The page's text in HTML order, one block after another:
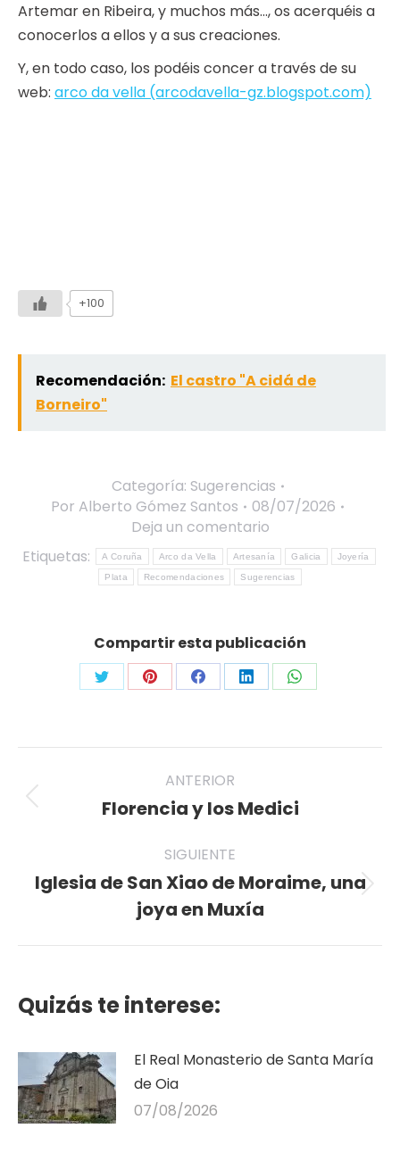
Artemar en Ribeira, y muchos más…, os acerquéis a
conocerlos a ellos y a sus creaciones.
Y, en todo caso, los podéis concer a través de su
web: arco da vella (arcodavella-gz.blogspot.com)
+100
Recomendación: El castro "A cidá de
Borneiro"
Categoría: Sugerencias
Por Alberto Gómez Santos
08/07/2026
Deja un comentario
Etiquetas:
A Coruña Arco da Vella Artesanía Galicia Joyería
Plata Recomendaciones Sugerencias
Compartir esta publicación
Share
Twitter
Share
Pinterest
Share
Facebook
Share
LinkedIn
Share
WhatsApp
Navegación
entre
publicaciones
ANTERIOR
Publicación
Florencia y los Medici
SIGUIENTE
Publicación
siguiente:
Iglesia de San Xiao de Moraime, una
joya en Muxía
Quizás te interese:
El Real Monasterio de Santa María
de Oia
07/08/2026